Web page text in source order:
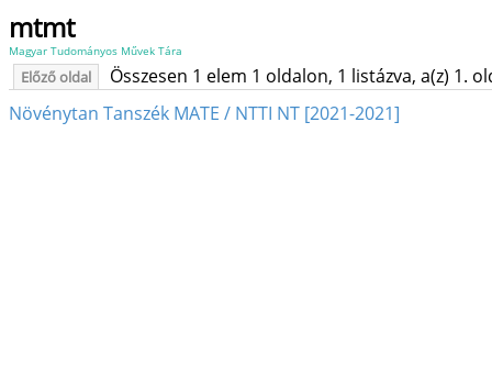
mtmt
Magyar Tudományos Művek Tára
Előző oldal
Összesen 1 elem 1 oldalon, 1 listázva, a(z) 1.
Növénytan Tanszék MATE / NTTI NT [2021-2021]